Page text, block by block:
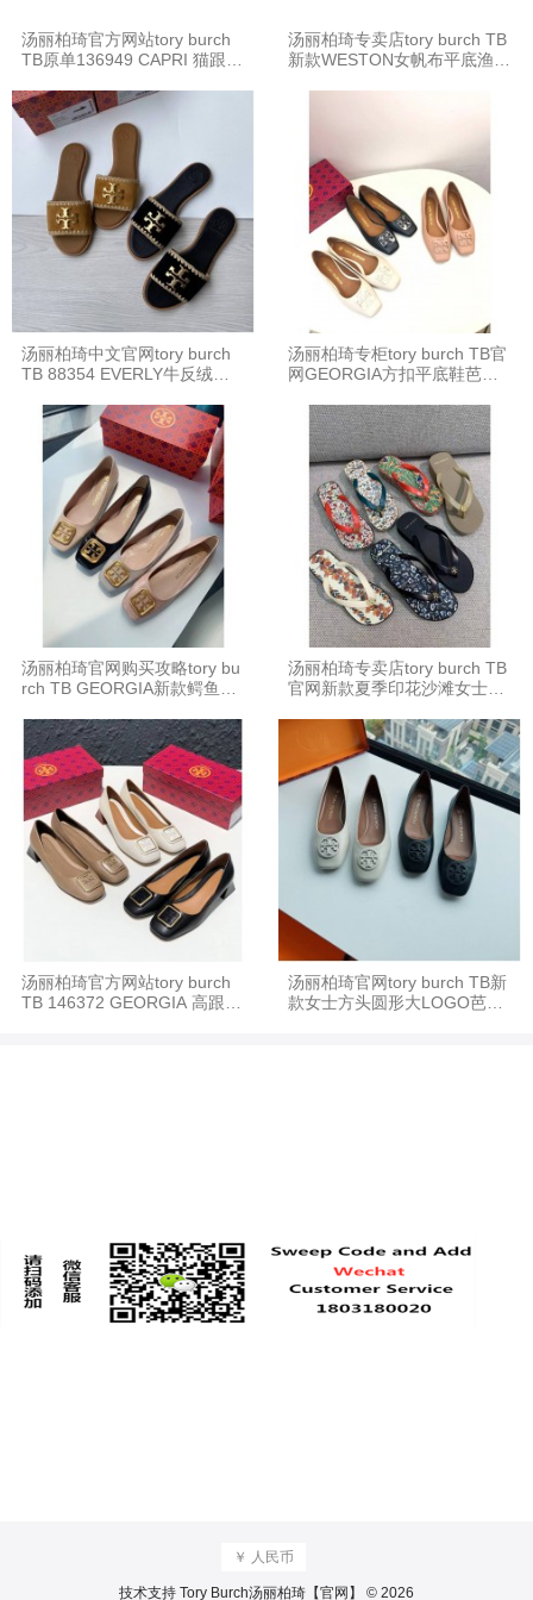
汤丽柏琦官方网站tory burch
TB原单136949 CAPRI 猫跟小
汤丽柏琦专卖店tory burch TB
新款WESTON女帆布平底渔夫
汤丽柏琦中文官网tory burch
TB 88354 EVERLY牛反绒编
汤丽柏琦专柜tory burch TB官
网GEORGIA方扣平底鞋芭蕾
汤丽柏琦官网购买攻略tory bu
rch TB GEORGIA新款鳄鱼纹
汤丽柏琦专卖店tory burch TB
官网新款夏季印花沙滩女士厚
汤丽柏琦官方网站tory burch
TB 146372 GEORGIA 高跟鞋
汤丽柏琦官网tory burch TB新
款女士方头圆形大LOGO芭蕾
￥ 人民币
技术支持 Tory Burch汤丽柏琦【官网】 © 2026